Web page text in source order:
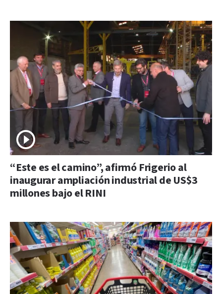
“Este es el camino”, afirmó Frigerio al
inaugurar ampliación industrial de US$3
millones bajo el RINI